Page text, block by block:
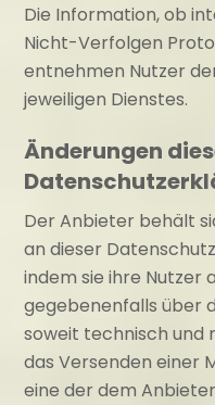
Die Information, ob
Nicht-Verfolgen
entnehmen Nutzer
jeweiligen Dienstes.
Änderungen
Der Anbieter behält
an dieser
indem sie ihre Nutzer
gegebenenfalls über
soweit technisch und
das Versenden einer
eine der dem